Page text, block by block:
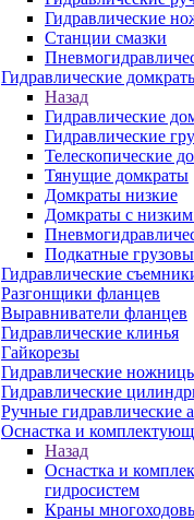
Гидравлические
Станции смазки
Гидравлические
Назад
Гидравлические
Гидравлические
Телескопические
Тянущие домкраты
Домкраты низкие
Домкраты с
Подкатные
Гидравлические
Разгонщики фланцев
Выравниватели фланцев
Гидравлические клинья
Гайкорезы
Гидравлические
Гидравлические
Ручные гидравлические
Оснастка и
Назад
Оснастка и
гидросистем
Краны